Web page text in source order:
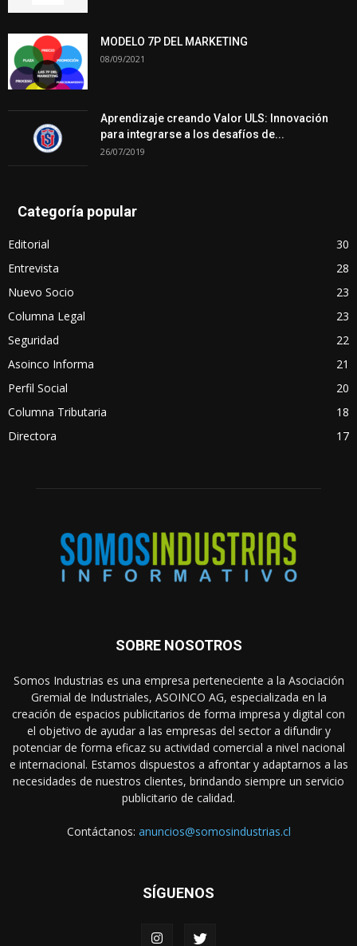
MODELO 7P DEL MARKETING
08/09/2021
Aprendizaje creando Valor ULS: Innovación
para integrarse a los desafíos de...
26/07/2019
Categoría popular
Editorial
30
Entrevista
28
Nuevo Socio
23
Columna Legal
23
Seguridad
22
Asoinco Informa
21
Perfil Social
20
Columna Tributaria
18
Directora
17
SOBRE NOSOTROS
Somos Industrias es una empresa perteneciente a la Asociación
Gremial de Industriales, ASOINCO AG, especializada en la
creación de espacios publicitarios de forma impresa y digital con
el objetivo de ayudar a las empresas del sector a difundir y
potenciar de forma eficaz su actividad comercial a nivel nacional
e internacional. Estamos dispuestos a afrontar y adaptarnos a las
necesidades de nuestros clientes, brindando siempre un servicio
publicitario de calidad.
Contáctanos: anuncios@somosindustrias.cl
SÍGUENOS